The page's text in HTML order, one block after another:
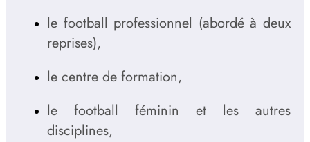
le football professionnel (abordé à deux
reprises),
le centre de formation,
le football féminin et les autres
disciplines,